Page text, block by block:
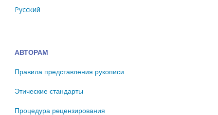
Русский
АВТОРАМ
Правила представления рукописи
Этические стандарты
Процедура рецензирования